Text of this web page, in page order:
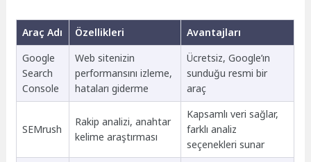
Araç Adı Özellikleri
Avantajları
Google
Search
Console
Web sitenizin
performansını izleme,
hataları giderme
Ücretsiz, Google’ın
sunduğu resmi bir
araç
SEMrush
Rakip analizi, anahtar
kelime araştırması
Kapsamlı veri sağlar,
farklı analiz
seçenekleri sunar